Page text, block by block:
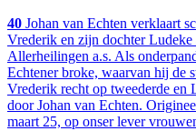
40 Johan van Echten verklaart
Vrederik en zijn dochter Ludeke
Allerheilingen a.s. Als
Echtener broke, waarvan hij de
Vrederik recht op tweederde en
door Johan van Echten.
maart 25, op onser lever